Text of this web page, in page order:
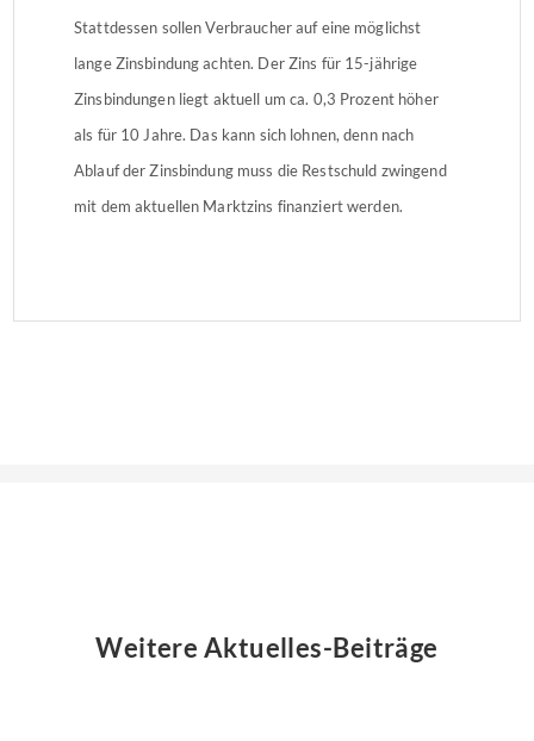
Stattdessen sollen Verbraucher auf eine möglichst
lange Zinsbindung achten. Der Zins für 15-jährige
Zinsbindungen liegt aktuell um ca. 0,3 Prozent höher
als für 10 Jahre. Das kann sich lohnen, denn nach
Ablauf der Zinsbindung muss die Restschuld zwingend
mit dem aktuellen Marktzins finanziert werden.
Weitere Aktuelles-Beiträge